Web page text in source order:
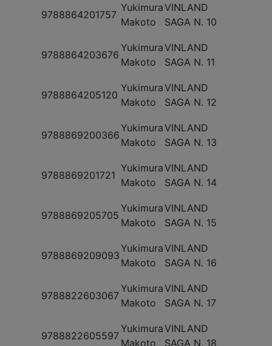
9788864201757
Yukimura
Makoto
VINLAND
SAGA N. 10
9788864203676
Yukimura
Makoto
VINLAND
SAGA N. 11
9788864205120
Yukimura
Makoto
VINLAND
SAGA N. 12
9788869200366
Yukimura
Makoto
VINLAND
SAGA N. 13
9788869201721
Yukimura
Makoto
VINLAND
SAGA N. 14
9788869205705
Yukimura
Makoto
VINLAND
SAGA N. 15
9788869209093
Yukimura
Makoto
VINLAND
SAGA N. 16
9788822603067
Yukimura
Makoto
VINLAND
SAGA N. 17
9788822605597
Yukimura
Makoto
VINLAND
SAGA N. 18